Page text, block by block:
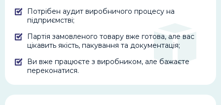
Потрібен аудит виробничого процесу на
підприємстві;
Партія замовленого товару вже готова, але вас
цікавить якість, пакування та документація;
Ви вже працюєте з виробником, але бажаєте
переконатися.